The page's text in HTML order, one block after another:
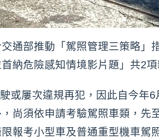
通部推動「駕照管理三策略
納危險感知情境影片題」共2
或屢次違規再犯，因此自今年
尚須依申請考驗駕照車類，先
報考小型車及普通重型機車駕